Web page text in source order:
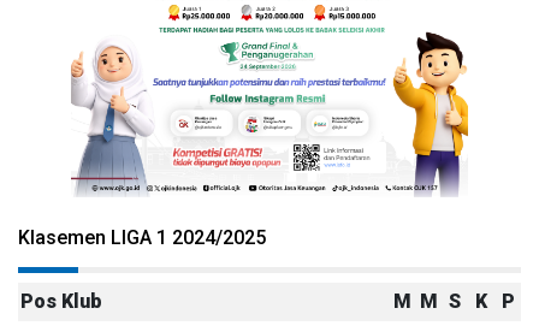
Klasemen LIGA 1 2024/2025
Pos Klub M M S K
P